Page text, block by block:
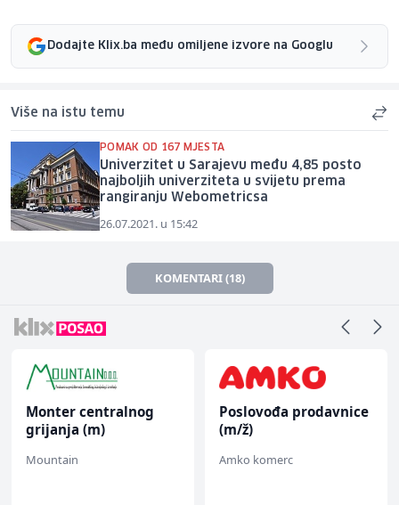
Dodajte Klix.ba među omiljene izvore na Googlu
Više na istu temu
POMAK OD 167 MJESTA
Univerzitet u Sarajevu među 4,85 posto
najboljih univerziteta u svijetu prema
rangiranju Webometricsa
26.07.2021. u 15:42
KOMENTARI (18)
Monter centralnog
grijanja (m)
Mountain
Poslovođa prodavnice
(m/ž)
Amko komerc